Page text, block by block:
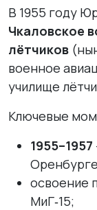
В 1955 году
Чкаловское
лётчиков
военное
училище
Ключевые
1955–1957
освоение
МиГ‑15;